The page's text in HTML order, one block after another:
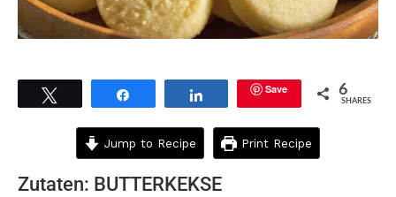
Save 6
SHARES
Jump to Recipe Print Recipe
Zutaten: BUTTERKEKSE